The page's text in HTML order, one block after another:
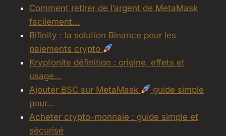
Comment retirer de l’argent de MetaMask
facilement…
Bifinity : la solution Binance pour les
paiements crypto
Kryptonite définition : origine, effets et
usage…
Ajouter BSC sur MetaMask
guide simple
pour…
Acheter crypto-monnaie : guide simple et
sécurisé